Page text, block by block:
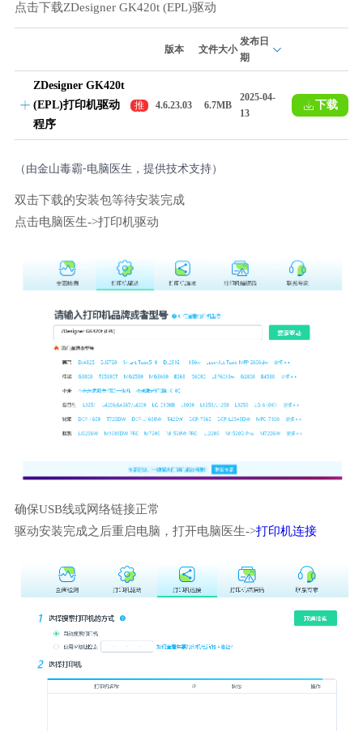
点击下载ZDesigner GK420t (EPL)驱动
版本 文件大小
发布日
期
ZDesigner GK420t
(EPL)打印机驱动
程序
推
荐
4.6.23.03 6.7MB
2025-04-
13
下载
（由金山毒霸-电脑医生，提供技术支持）
双击下载的安装包等待安装完成
点击电脑医生->打印机驱动
确保USB线或网络链接正常
驱动安装完成之后重启电脑，打开电脑医生->打印机连接